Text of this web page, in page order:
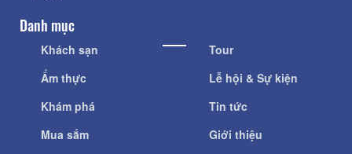
Danh mục
Khách sạn
Ẩm thực
Khám phá
Mua sắm
Tour
Lễ hội & Sự kiện
Tin tức
Giới thiệu